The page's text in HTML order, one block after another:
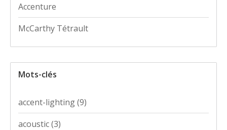
Accenture
McCarthy Tétrault
Mots-clés
accent-lighting(9)
acoustic(3)